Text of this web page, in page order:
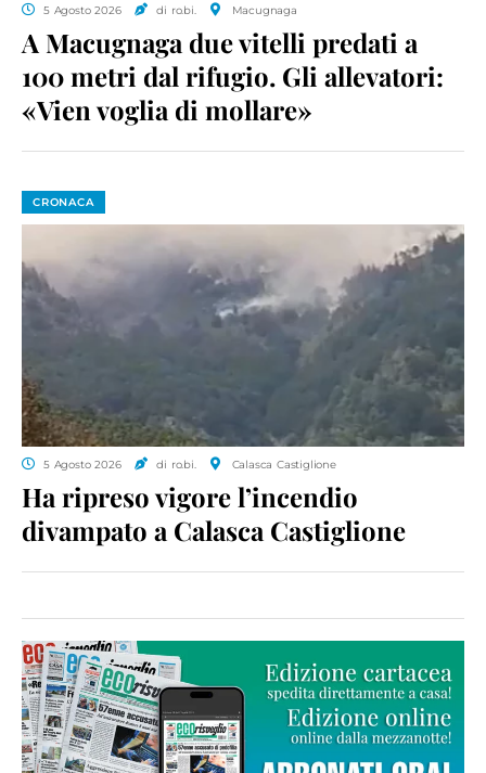
5 Agosto 2026 di ro.bi. Macugnaga
A Macugnaga due vitelli predati a
100 metri dal rifugio. Gli allevatori:
«Vien voglia di mollare»
CRONACA
5 Agosto 2026 di ro.bi. Calasca Castiglione
Ha ripreso vigore l’incendio
divampato a Calasca Castiglione